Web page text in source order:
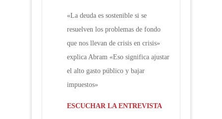
«La deuda es sostenible si se
resuelven los problemas de fondo
que nos llevan de crisis en crisis»
explica Abram «Eso significa ajustar
el alto gasto público y bajar
impuestos»
ESCUCHAR LA ENTREVISTA